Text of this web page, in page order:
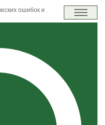
ошибок и